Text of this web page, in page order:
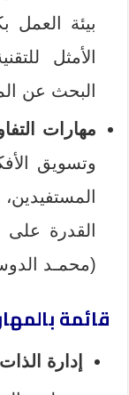
بيئة العمل
الأمثل
البحث عن
مهارات
وتسويق
القدرة على
(محمـد
قائمة
إدارة